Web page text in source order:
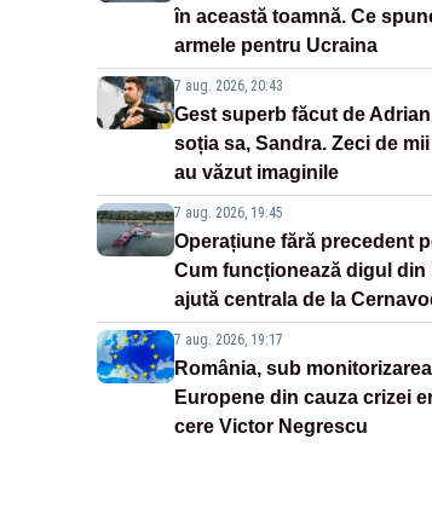
în această toamnă. Ce
armele pentru Ucraina
7 aug. 2026, 20:43
Gest superb făcut de
soția sa, Sandra. Zeci de
au văzut imaginile
7 aug. 2026, 19:45
Operațiune fără precedent
Cum funcționează digul din
ajută centrala de la
7 aug. 2026, 19:17
România, sub
Europene din cauza crizei
cere Victor Negrescu